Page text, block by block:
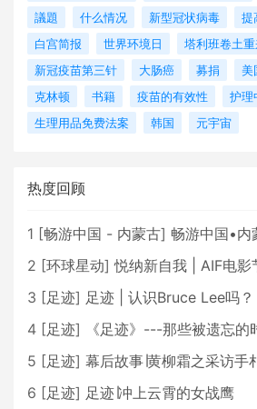
議題
什么情况 新型冠状病毒 提
白宫简报
世界环境日 塔利班卷土
新冠疫苗第三针
大肠癌 募捐 美
克林顿
书籍 疫苗的有效性
护理
生理用品免费法案
韩国 元宇宙
热度回顾
1 [畅游中国 - 内蒙古] 畅游中国•内蒙
2 [环球星动] 悦纳新自我 | AIF电影
3 [足迹] 足迹 | 认识Bruce Lee吗？
4 [足迹]
《足迹》---那些被遗忘的
5 [足迹] 幕后故事∣黄柳霜之采访手
6 [足迹] 足迹∣冲上云霄的女战鹰